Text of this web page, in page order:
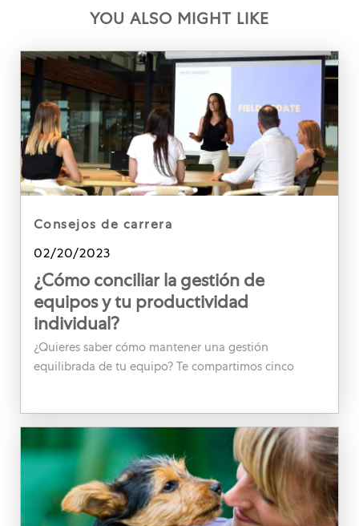
YOU ALSO MIGHT LIKE
category
consejos de carrera
Posted date
02/20/2023
¿Cómo conciliar la gestión de
equipos y tu productividad
individual?
¿Quieres saber cómo mantener una gestión
equilibrada de tu equipo? Te compartimos cinco